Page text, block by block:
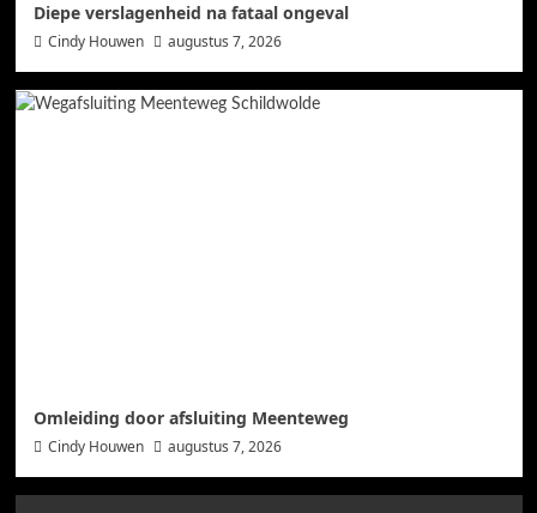
Diepe verslagenheid na fataal ongeval
Cindy Houwen augustus 7, 2026
Omleiding door afsluiting Meenteweg
Cindy Houwen augustus 7, 2026